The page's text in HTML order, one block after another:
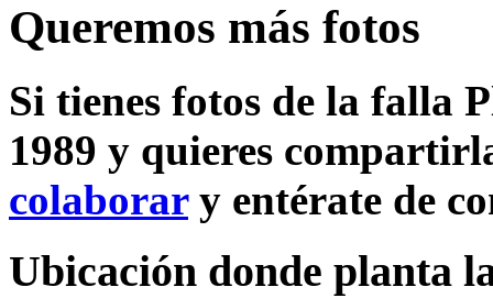
Queremos más fotos
Si tienes fotos de la falla
1989 y quieres
colaborary entérate de
Ubicación donde planta